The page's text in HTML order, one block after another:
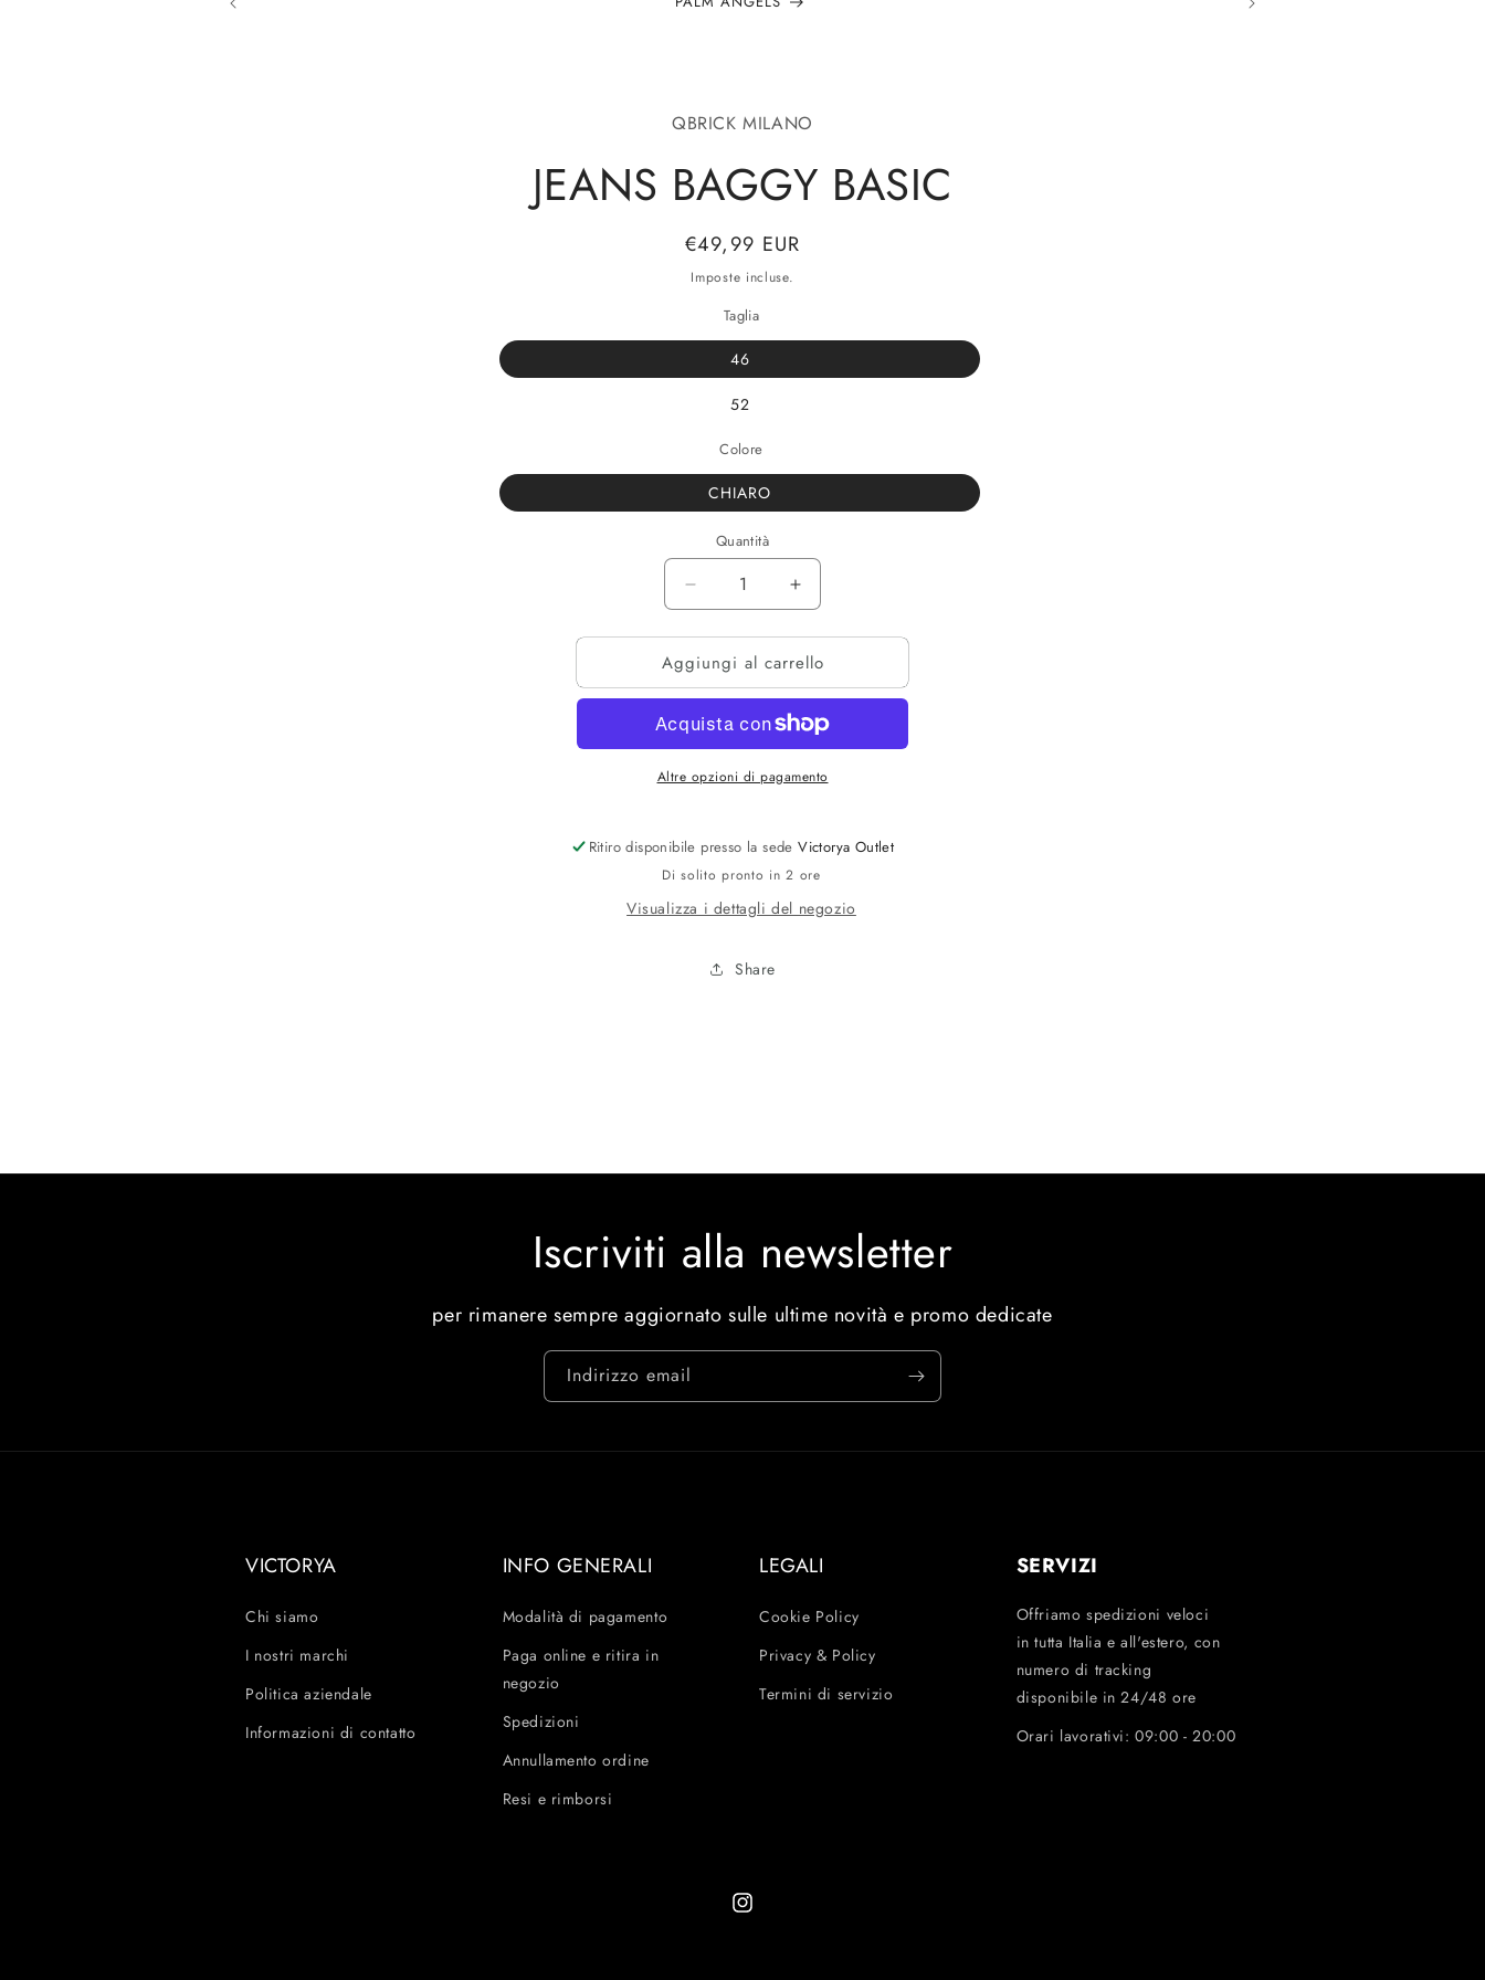
QBRICK MILANO
JEANS BAGGY BASIC
Prezzo
di
listino
€49,99 EUR
Imposte incluse.
Taglia
46
52
Colore
CHIARO
Quantità
Diminuisci
quantità
per
JEANS
BAGGY
Aumenta
quantità
per
JEANS
BAGGY
Aggiungi al carrello
Altre opzioni di pagamento
Ritiro disponibile presso la sedeVictorya Outlet
Di solito pronto in 2 ore
Visualizza i dettagli del negozio
Share
Iscriviti alla newsletter
per rimanere sempre aggiornato sulle ultime novità e promo dedicate
Indirizzo email
VICTORYA
Chi siamo
I nostri marchi
Politica aziendale
Informazioni di contatto
INFO GENERALI
Modalità di pagamento
Paga online e ritira in
negozio
Spedizioni
Annullamento ordine
Resi e rimborsi
LEGALI
Cookie Policy
Privacy & Policy
Termini di servizio
SERVIZI
Offriamo spedizioni veloci
in tutta Italia e all'estero, con
numero di tracking
disponibile in 24/48 ore
Orari lavorativi: 09:00 - 20:00
Instagram